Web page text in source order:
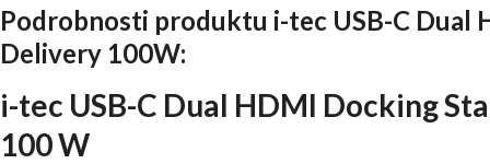
Podrobnosti produktu i-tec USB-C Dual
Delivery 100W:
i-tec USB-C Dual HDMI Docking
100 W